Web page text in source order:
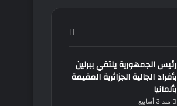
رئيس الجمهورية يلتقي ببرلين
بأفراد الجالية الجزائرية المقيمة
بألمانيا
منذ 3 أسابيع